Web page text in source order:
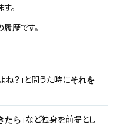
。
歴です。
ね？」と問うた時にそれを
たら 」など独身を前提とし